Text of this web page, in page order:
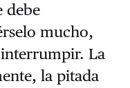
debe
mucho,
La
la pitada